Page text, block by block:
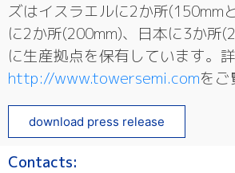
ズはイスラエルに2か所(150mm
に2か所(200mm)、日本に3か所
に生産拠点を保有しています。
http://www.towersemi.comをご
download press release
Contacts: